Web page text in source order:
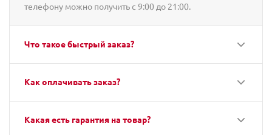
телефону можно получить с 9:00 до 21:00.
Что такое быстрый заказ?
Как оплачивать заказ?
Какая есть гарантия на товар?